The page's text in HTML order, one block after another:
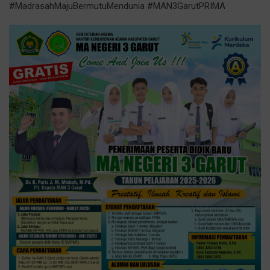
#MadrasahMajuBermutuMendunia #MAN3GarutPRIMA